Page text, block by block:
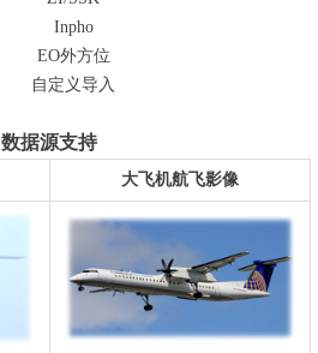
Inpho
EO外方位
自定义导入
数据源支持
大飞机航飞影像